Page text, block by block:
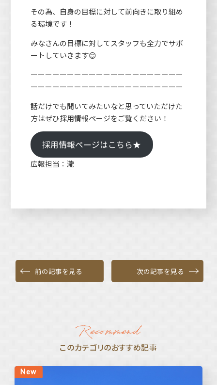
その為、自身の目標に対して前向きに取り組め
る環境です！
みなさんの目標に対してスタッフも全力でサポ
ートしていきます😊
ーーーーーーーーーーーーーーーーーーーーー
ーーーーーーーーーーーーーーーーーーーーー
話だけでも聞いてみたいなと思っていただけた
方はぜひ採用情報ページをご覧ください！
採用情報ページはこちら★
広報担当：瀧
前の記事を見る 次の記事を見る
このカテゴリのおすすめ記事